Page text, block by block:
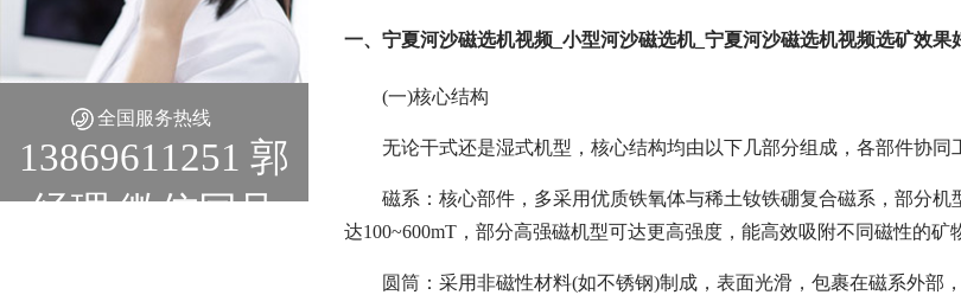
全国服务热线
13869611251 郭
经理 微信同号
一、宁夏河沙磁选机视频_小型河沙磁选机_宁夏河沙磁选机视频选矿效
(一)核心结构
无论干式还是湿式机型，核心结构均由以下几部分组成，各部件协同
磁系：核心部件，多采用优质铁氧体与稀土钕铁硼复合磁系，部分
达100~600mT，部分高强磁机型可达更高强度，能高效吸附不同磁性的矿
圆筒：采用非磁性材料(如不锈钢)制成，表面光滑，包裹在磁系外